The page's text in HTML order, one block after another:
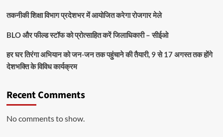
तकनीकी शिक्षा विभाग प्रदेशभर में आयोजित करेगा रोजगार मेले
BLO और फील्ड स्टॉफ को प्रोत्साहित करें जिलाधिकारी – सीईओ
हर घर तिरंगा अभियान को जन-जन तक पहुंचाने की तैयारी, 9 से 17 अगस्त तक होंगे
देशभक्ति के विविध कार्यक्रम
Recent Comments
No comments to show.